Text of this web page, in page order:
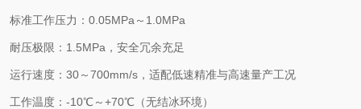
标准工作压力：0.05MPa～1.0MPa
耐压极限：1.5MPa，安全冗余充足
运行速度：30～700mm/s，适配低速精准与高速量产工况
工作温度：-10℃～+70℃（无结冰环境）